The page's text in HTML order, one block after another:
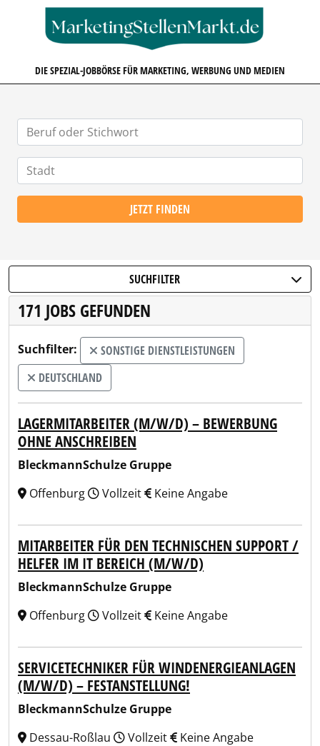
DIE SPEZIAL-JOBBÖRSE FÜR MARKETING, WERBUNG UND MEDIEN
JETZT FINDEN
SUCHFILTER
171 JOBS GEFUNDEN
Suchfilter:
SONSTIGE DIENSTLEISTUNGEN
DEUTSCHLAND
LAGERMITARBEITER (M/W/D) – BEWERBUNG
OHNE ANSCHREIBEN
BleckmannSchulze Gruppe
Offenburg
Vollzeit Keine Angabe
MITARBEITER FÜR DEN TECHNISCHEN SUPPORT /
HELFER IM IT BEREICH (M/W/D)
BleckmannSchulze Gruppe
Offenburg
Vollzeit Keine Angabe
SERVICETECHNIKER FÜR WINDENERGIEANLAGEN
(M/W/D) – FESTANSTELLUNG!
BleckmannSchulze Gruppe
Dessau-Roßlau
Vollzeit Keine Angabe